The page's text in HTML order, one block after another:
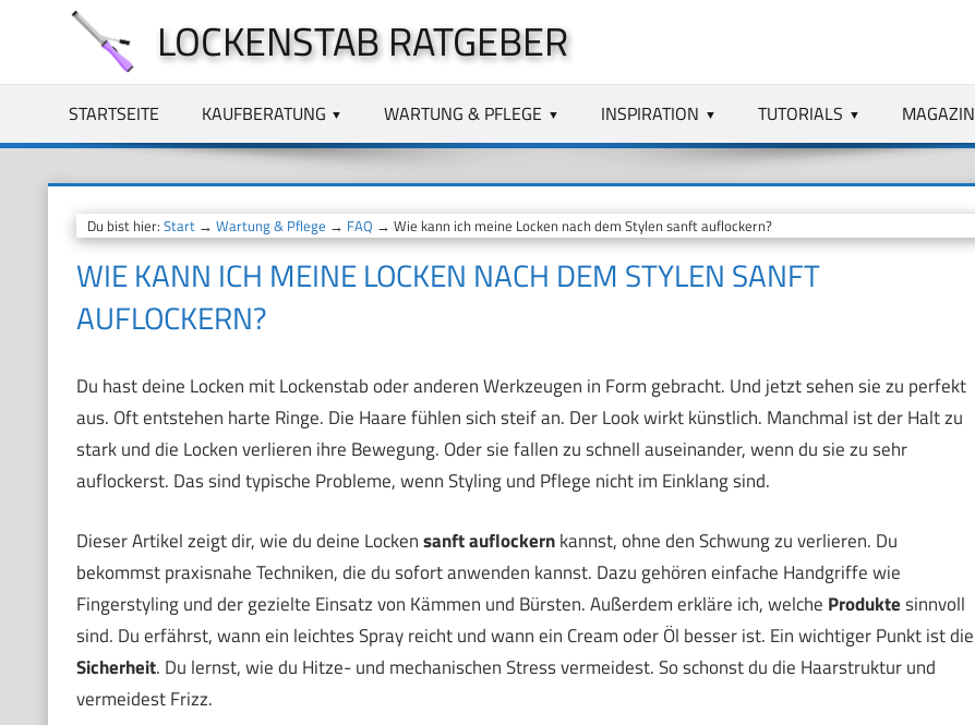
springen
LOCKENSTAB RATGEBER
STARTSEITE KAUFBERATUNG WARTUNG & PFLEGE INSPIRATION TUTORIALS MAGAZIN
Du bist hier: Start→ Wartung & Pflege → FAQ → Wie kann ich meine Locken nach dem Stylen sanft auflockern?
WIE KANN ICH MEINE LOCKEN NACH DEM STYLEN SANFT
AUFLOCKERN?
Du hast deine Locken mit Lockenstab oder anderen Werkzeugen in Form gebracht. Und jetzt sehen sie zu perfekt
aus. Oft entstehen harte Ringe. Die Haare fühlen sich steif an. Der Look wirkt künstlich. Manchmal ist der Halt zu
stark und die Locken verlieren ihre Bewegung. Oder sie fallen zu schnell auseinander, wenn du sie zu sehr
auflockerst. Das sind typische Probleme, wenn Styling und Pflege nicht im Einklang sind.
Dieser Artikel zeigt dir, wie du deine Lockensanft auflockernkannst, ohne den Schwung zu verlieren. Du
bekommst praxisnahe Techniken, die du sofort anwenden kannst. Dazu gehören einfache Handgriffe wie
Fingerstyling und der gezielte Einsatz von Kämmen und Bürsten. Außerdem erkläre ich, welche Produktesinnvoll
sind. Du erfährst, wann ein leichtes Spray reicht und wann ein Cream oder Öl besser ist. Ein wichtiger Punkt ist die
Sicherheit. Du lernst, wie du Hitze- und mechanischen Stress vermeidest. So schonst du die Haarstruktur und
vermeidest Frizz.